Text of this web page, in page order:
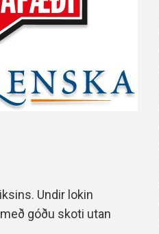
Undir lokin
góðu skoti utan